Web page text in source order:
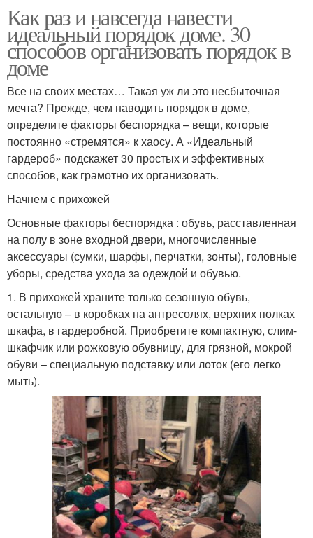
Как раз и навсегда навести
идеальный порядок доме. 30
способов организовать порядок в
доме
Все на своих местах… Такая уж ли это несбыточная
мечта? Прежде, чем наводить порядок в доме,
определите факторы беспорядка – вещи, которые
постоянно «стремятся» к хаосу. А «Идеальный
гардероб» подскажет 30 простых и эффективных
способов, как грамотно их организовать.
Начнем с прихожей
Основные факторы беспорядка : обувь, расставленная
на полу в зоне входной двери, многочисленные
аксессуары (сумки, шарфы, перчатки, зонты), головные
уборы, средства ухода за одеждой и обувью.
1. В прихожей храните только сезонную обувь,
остальную – в коробках на антресолях, верхних полках
шкафа, в гардеробной. Приобретите компактную, слим-
шкафчик или рожковую обувницу, для грязной, мокрой
обуви – специальную подставку или лоток (его легко
мыть).